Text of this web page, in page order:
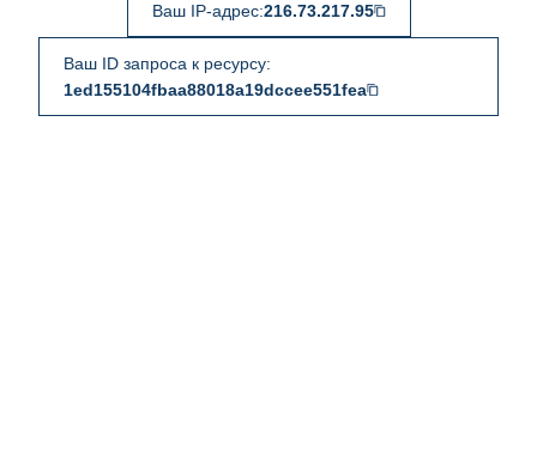
Ваш IP-адрес:216.73.217.95
Ваш ID запроса к ресурсу:
1ed155104fbaa88018a19dccee551fea